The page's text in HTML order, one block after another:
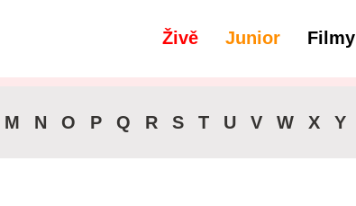
Živě Junior Filmy
M N O P Q R S T U V W X Y